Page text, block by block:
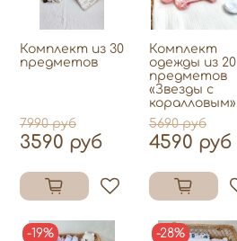
Комплект из 30
предметов
7990 руб
3590 руб
Комплект
одежды из 20
предметов
«Звезды с
коралловым»
5690 руб
4590 руб
-19% -28%